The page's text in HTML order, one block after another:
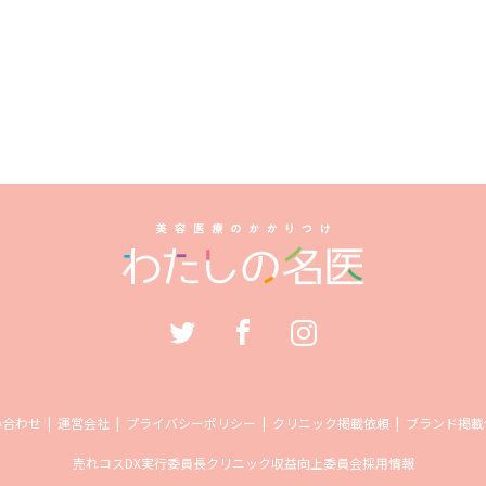
わせ 運営会社 プライバシーポリシー クリニック掲載依頼 ブランド掲
売れコスDX実行委員長クリニック収益向上委員会採用情報